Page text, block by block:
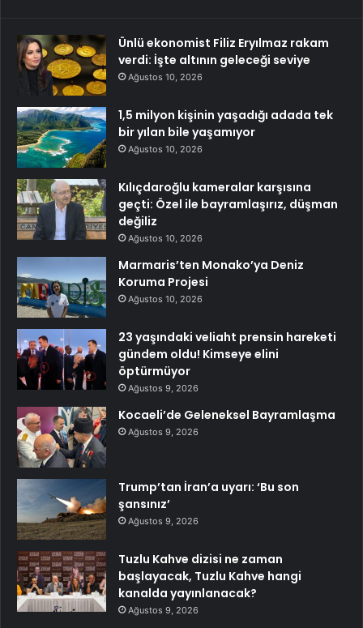
Ünlü ekonomist Filiz Eryılmaz rakam
verdi: İşte altının geleceği seviye
Ağustos 10, 2026
1,5 milyon kişinin yaşadığı adada tek
bir yılan bile yaşamıyor
Ağustos 10, 2026
Kılıçdaroğlu kameralar karşısına
geçti: Özel ile bayramlaşırız, düşman
değiliz
Ağustos 10, 2026
Marmaris’ten Monako’ya Deniz
Koruma Projesi
Ağustos 10, 2026
23 yaşındaki veliaht prensin hareketi
gündem oldu! Kimseye elini
öptürmüyor
Ağustos 9, 2026
Kocaeli’de Geleneksel Bayramlaşma
Ağustos 9, 2026
Trump’tan İran’a uyarı: ‘Bu son
şansınız’
Ağustos 9, 2026
Tuzlu Kahve dizisi ne zaman
başlayacak, Tuzlu Kahve hangi
kanalda yayınlanacak?
Ağustos 9, 2026